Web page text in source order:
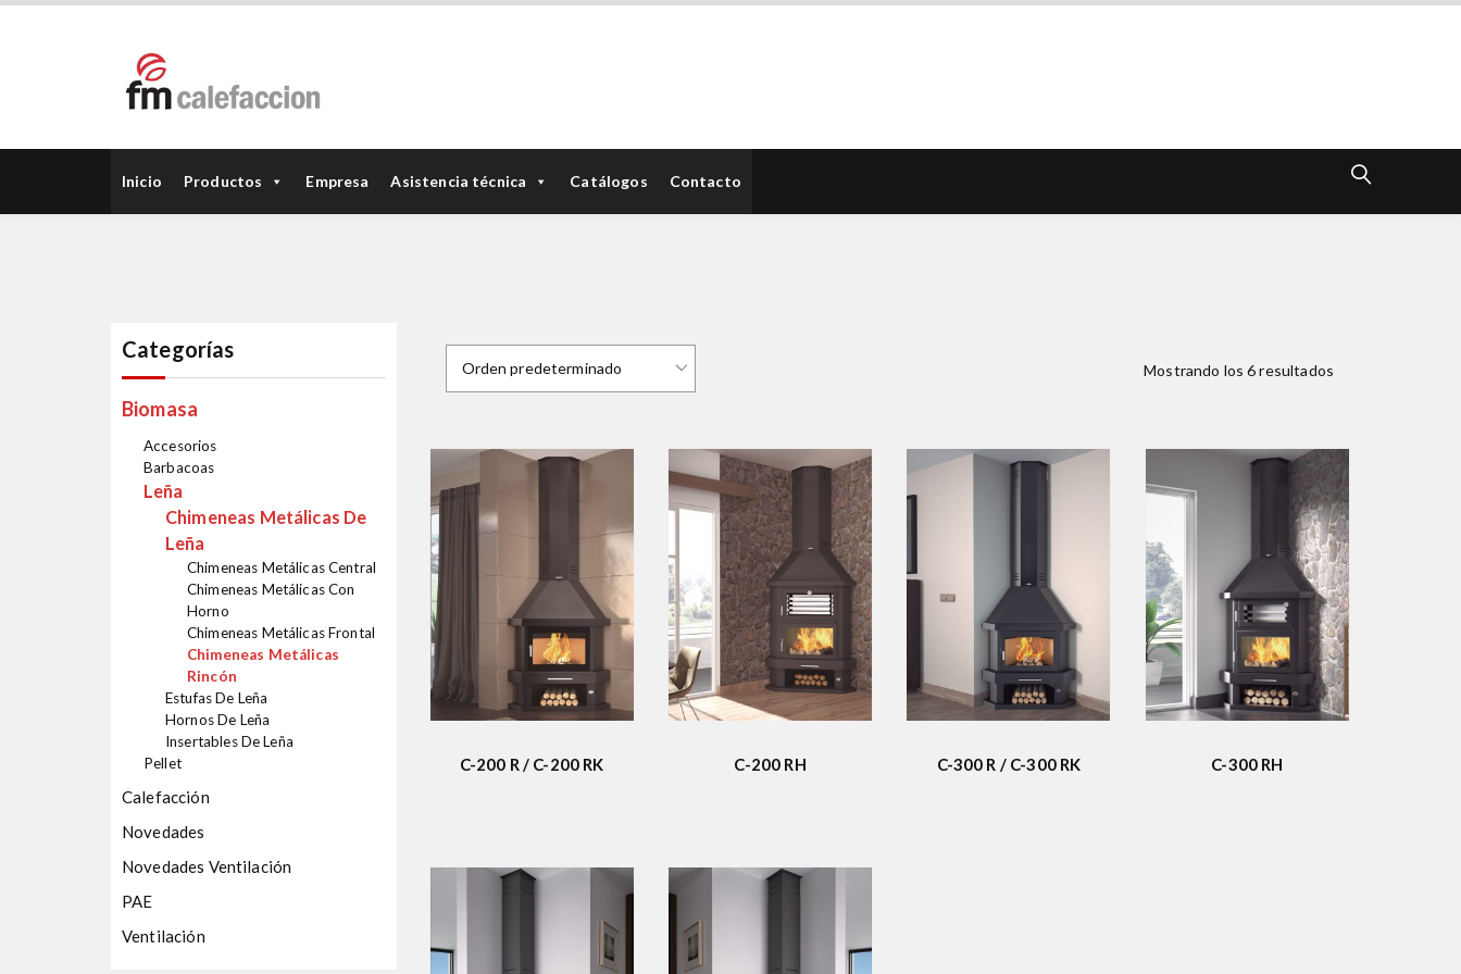
Inicio Productos Empresa Asistencia técnica Catálogos Contacto
Mostrando los 6 resultados
C-200 R / C-200 RK C-200 RH C-300 R / C-300 RK C-300 RH
Categorías
Biomasa
Accesorios
Barbacoas
Leña
Chimeneas Metálicas De
Leña
Chimeneas Metálicas Central
Chimeneas Metálicas Con
Horno
Chimeneas Metálicas Frontal
Chimeneas Metálicas
Rincón
Estufas De Leña
Hornos De Leña
Insertables De Leña
Pellet
Calefacción
Novedades
Novedades Ventilación
PAE
Ventilación